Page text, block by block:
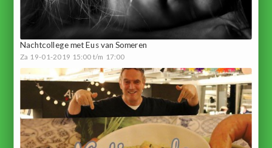
Nachtcollege met Eus van Someren
Za 19-01-2019 15:00 t/m 17:00